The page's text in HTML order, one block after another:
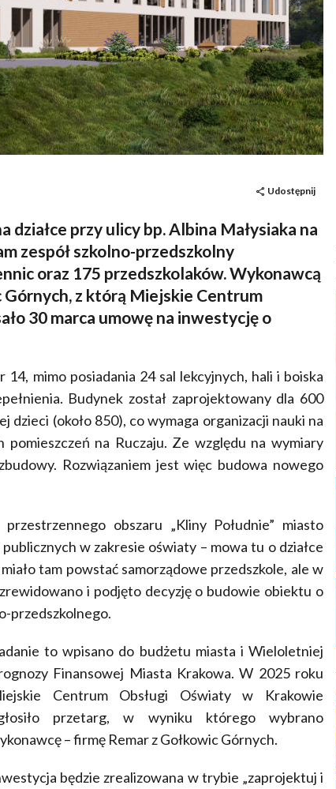
Udostępnij
przy ulicy bp. Albina Małysiaka na
zespół szkolno-przedszkolny
oraz 175 przedszkolaków. Wykonawcą
z którą Miejskie Centrum
30 marca umowę na inwestycję o
14, mimo posiadania 24 sal lekcyjnych, hali i boiska
Budynek został zaprojektowany dla 600
dzieci (około 850), co wymaga organizacji nauki na
na Ruczaju. Ze względu na wymiary
Rozwiązaniem jest więc budowa nowego
obszaru „Kliny Południe” miasto
w zakresie oświaty – mowa tu o działce
tam powstać samorządowe przedszkole, ale w
i podjęto decyzję o budowie obiektu o
przedszkolnego.
to wpisano do budżetu miasta i Wieloletniej
Finansowej Miasta Krakowa. W 2025 roku
Centrum Obsługi Oświaty w Krakowie
przetarg, w wyniku którego wybrano
– firmę Remar z Gołkowic Górnych.
będzie zrealizowana w trybie „zaprojektuj i